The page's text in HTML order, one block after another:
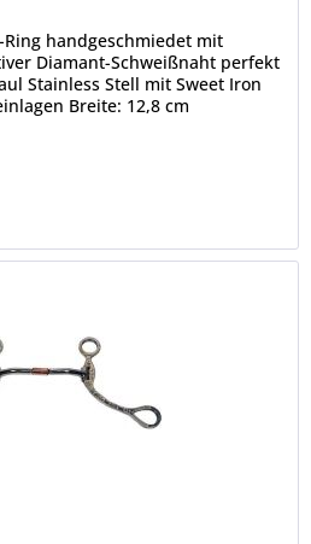
handgeschmiedet mit
Diamant-Schweißnaht perfekt
Stainless Stell mit Sweet Iron
Breite: 12,8 cm